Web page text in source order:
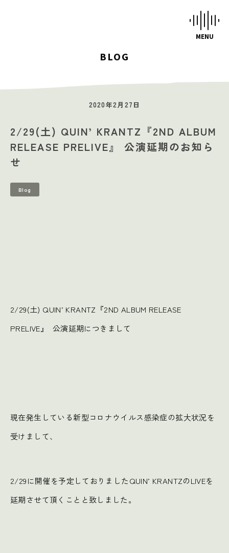
STUDIOS
MUSIC SCHOOL
CAFE-STUDIO
EVENTS
BLOG
2020年2月27日
2/29(土) QUIN’ KRANTZ『2ND ALBUM
RELEASE PRELIVE』 公演延期のお知ら
せ
Blog
2/29(土) QUIN’ KRANTZ『2ND ALBUM RELEASE
PRELIVE』 公演延期につきまして
現在発生している新型コロナウイルス感染症の拡大状況を
受けまして、
2/29に開催を予定しておりましたQUIN’ KRANTZのLIVEを
延期させて頂くことと致しました。